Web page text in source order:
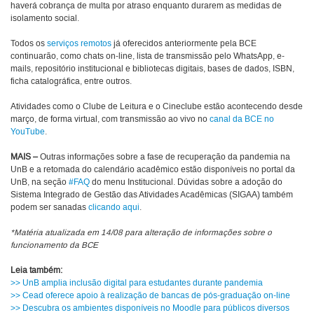
haverá cobrança de multa por atraso enquanto durarem as medidas de
isolamento social.
Todos os serviços remotos já oferecidos anteriormente pela BCE
continuarão, como chats on-line, lista de transmissão pelo WhatsApp, e-
mails, repositório institucional e bibliotecas digitais, bases de dados, ISBN,
ficha catalográfica, entre outros.
Atividades como o Clube de Leitura e o Cineclube estão acontecendo desde
março, de forma virtual, com transmissão ao vivo no canal da BCE no
YouTube.
MAIS –Outras informações sobre a fase de recuperação da pandemia na
UnB e a retomada do calendário acadêmico estão disponíveis no portal da
UnB, na seção #FAQ do menu Institucional. Dúvidas sobre a adoção do
Sistema Integrado de Gestão das Atividades Acadêmicas (SIGAA) também
podem ser sanadas clicando aqui.
*Matéria atualizada em 14/08 para alteração de informações sobre o
funcionamento da BCE
Leia também:
>> UnB amplia inclusão digital para estudantes durante pandemia
>> Cead oferece apoio à realização de bancas de pós-graduação on-line
>> Descubra os ambientes disponíveis no Moodle para públicos diversos